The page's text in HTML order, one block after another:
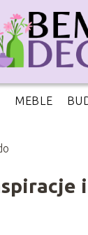
MEBLE